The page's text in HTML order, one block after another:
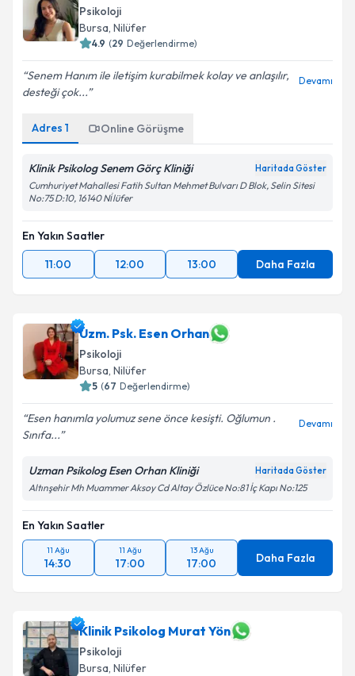
Psikoloji
Bursa, Nilüfer
4.9 (29 Değerlendirme)
Senem Hanım ile iletişim kurabilmek kolay ve anlaşılır,
desteği çok...
Devamı
Adres 1 Online Görüşme
Klinik Psikolog Senem Görç Kliniği Haritada Göster
Cumhuriyet Mahallesi Fatih Sultan Mehmet Bulvarı D Blok, Selin Sitesi
No:75 D:10, 16140 Ni̇lüfer
En Yakın Saatler
11:00
12:00 13:00 Daha Fazla
Uzm. Psk. Esen Orhan
Psikoloji
Bursa, Nilüfer
5 (67 Değerlendirme)
Esen hanımla yolumuz sene önce kesişti. Oğlumun .
Sınıfa...
Devamı
Uzman Psikolog Esen Orhan Kliniği Haritada Göster
Altınşehir Mh Muammer Aksoy Cd Altay Özlüce No:81 İç Kapı No:125
En Yakın Saatler
11 Ağu
14:30
11 Ağu
17:00
13 Ağu
17:00 Daha Fazla
Klinik Psikolog Murat Yön
Psikoloji
Bursa, Nilüfer